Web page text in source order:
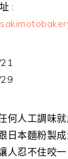
:
何人工調味
日本麵粉製
人忍不住咬